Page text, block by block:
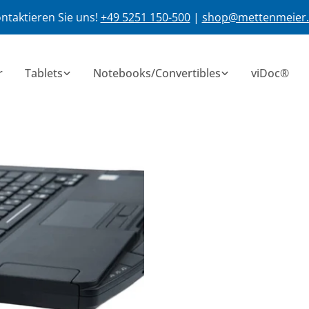
Sie uns! +49 5251 150-500|
Tablets Notebooks/Convertibles viDoc®